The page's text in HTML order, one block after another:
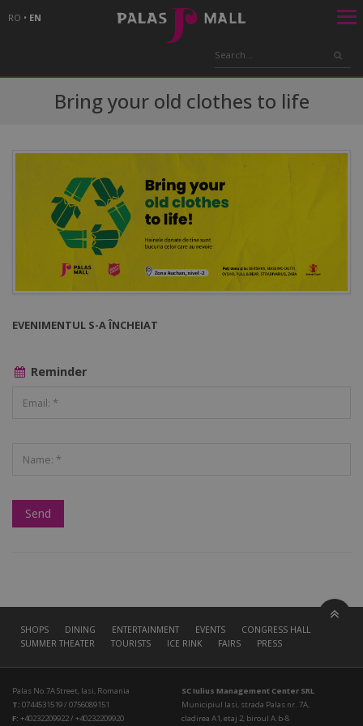
RO • EN
Bring your old clothes to life
EVENIMENTUL S-A ÎNCHEIAT
Reminder
SHOPS DINING ENTERTAINMENT EVENTS
CONGRESS HALL
SUMMER THEATER
TOURISTS ICE RINK FAIRS PRESS
Palas No.7A Street, Iasi, Romania
T: 0744531519 / 0756089151
F: +40232209922 / +40232209920
SC Iulius Management Center SRL
Municipiul Iasi, strada Palas nr. 7A,
cladirea A1, etaj 2, biroul A.b-8